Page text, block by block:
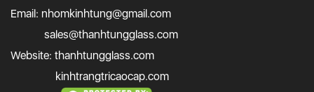
Email: nhomkinhtung@gmail.com
sales@thanhtungglass.com
Website: thanhtungglass.com
kinhtrangtricaocap.com